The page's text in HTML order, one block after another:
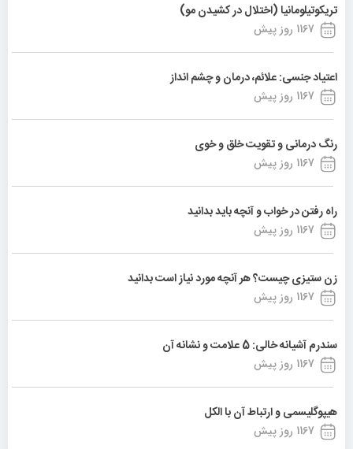
تریکوتیلومانیا (اختلال در کشیدن مو)
1167 روز پیش
اعتیاد جنسی: علائم، درمان و چشم انداز
1167 روز پیش
رنگ درمانی و تقویت خلق و خوی
1167 روز پیش
راه رفتن در خواب و آنچه باید بدانید
1167 روز پیش
زن ستیزی چیست؟ هر آنچه مورد نیاز است بدانید
1167 روز پیش
سندرم آشیانه خالی: 5 علامت و نشانه آن
1167 روز پیش
هیپوگلیسمی و ارتباط آن با الکل
1167 روز پیش